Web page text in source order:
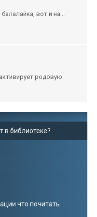
вот и на...
родовую
в библиотеке?
что почитать